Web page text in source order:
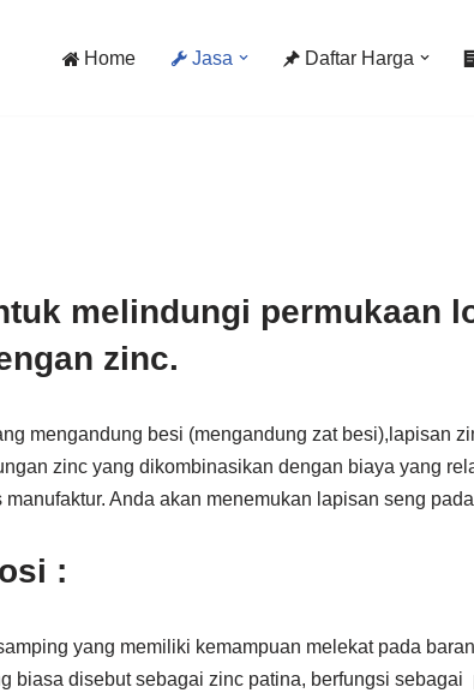
Home Jasa Daftar Harga
melindungi permukaan
zinc.
mengandung besi (mengandung zat besi),lapisan
zinc yang dikombinasikan dengan biaya yang
Anda akan menemukan lapisan seng
:
yang memiliki kemampuan melekat pada
biasa disebut sebagai zinc patina, berfungsi